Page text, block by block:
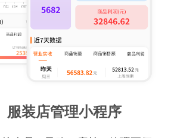
服装店管理小程序